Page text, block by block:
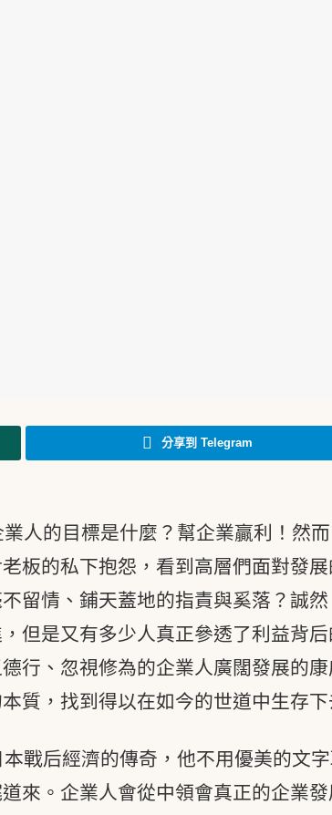
分享到 Telegram
人的目標是什麼？幫企業贏利！然
板的私下抱怨，看到高層們面對發
留情、鋪天蓋地的指責與奚落？
但是又有多少人真正參透了利益背
行、忽視修為的企業人廣闊發展的
質，找到得以在如今的世道中生存下
戰后經濟的傳奇，他不用優美的文
來。企業人會從中領會真正的企業